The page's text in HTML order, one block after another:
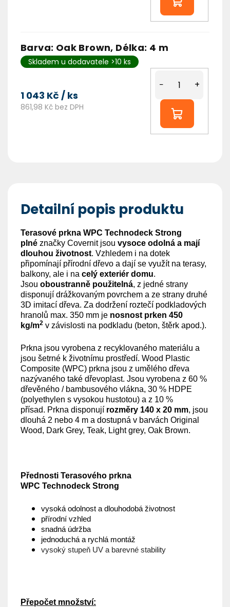
Barva: Oak Brown, Délka: 4 m
Skladem u dodavatele >10 ks
1 043 Kč / ks
861,98 Kč bez DPH
+
−
Detailní popis produktu
Terasové prkna WPC Technodeck Strong
plné značky Covernit jsou vysoce odolná a mají
dlouhou životnost. Vzhledem i na dotek
připomínají přírodní dřevo a dají se využít na terasy,
balkony, ale i na celý exteriér domu.
Jsou oboustranně použitelná, z jedné strany
disponují drážkovaným povrchem a ze strany druhé
3D imitací dřeva. Za dodržení roztečí podkladových
hranolů max. 350 mm je nosnost prken 450
kg/m2 v závislosti na podkladu (beton, štěrk apod.).
Prkna jsou vyrobena z recyklovaného materiálu a
jsou šetrné k životnímu prostředí. Wood Plastic
Composite (WPC) prkna jsou z umělého dřeva
nazývaného také dřevoplast. Jsou vyrobena z 60 %
dřevěného / bambusového vlákna, 30 % HDPE
(polyethylen s vysokou hustotou) a z 10 %
přísad. Prkna disponují rozměry 140 x 20 mm, jsou
dlouhá 2 nebo 4 m a dostupná v barvách Original
Wood, Dark Grey, Teak, Light grey, Oak Brown.
Přednosti Terasového prkna
WPC Technodeck Strong
vysoká odolnost a dlouhodobá životnost
přírodní vzhled
snadná údržba
jednoduchá a rychlá montáž
vysoký stupeň UV a barevné stability
Přepočet množství: